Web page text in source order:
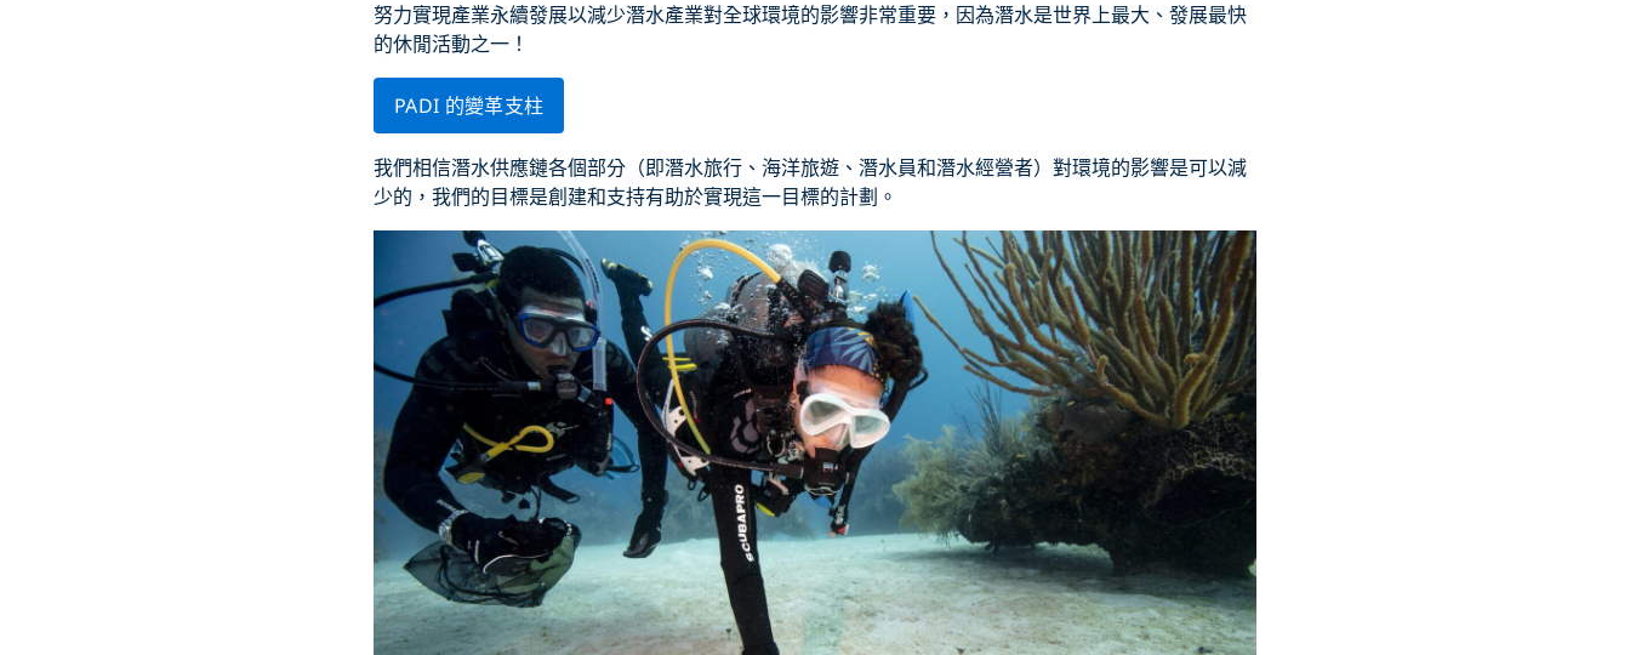
努力實現產業永續發展以減少潛水產業對全球環境的影響非常重要，因為潛水是世界上最大、發展最快
的休閒活動之一！
PADI 的變革支柱
我們相信潛水供應鏈各個部分（即潛水旅行、海洋旅遊、潛水員和潛水經營者）對環境的影響是可以減
少的，我們的目標是創建和支持有助於實現這一目標的計劃。